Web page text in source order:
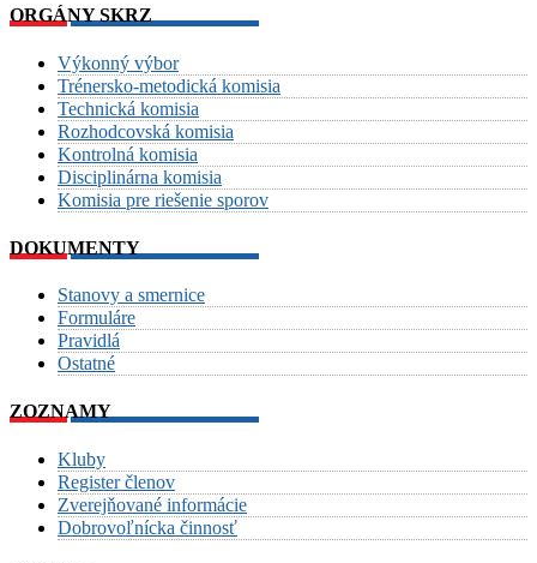
ORGÁNY SKRZ
Výkonný výbor
Trénersko-metodická komisia
Technická komisia
Rozhodcovská komisia
Kontrolná komisia
Disciplinárna komisia
Komisia pre riešenie sporov
DOKUMENTY
Stanovy a smernice
Formuláre
Pravidlá
Ostatné
ZOZNAMY
Kluby
Register členov
Zverejňované informácie
Dobrovoľnícka činnosť